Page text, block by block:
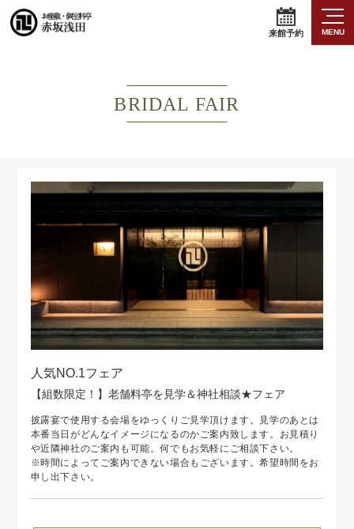
来館予約 MENU
BRIDAL FAIR
人気NO.1フェア
【組数限定！】老舗料亭を見学＆神社相談★フェア
披露宴で使用する会場をゆっくりご見学頂けます。見学のあとは
本番当日がどんなイメージになるのかご案内致します。お見積り
や近隣神社のご案内も可能。何でもお気軽にご相談下さい。
※時間によってご案内できない場合もございます。希望時間をお
申し出下さい。